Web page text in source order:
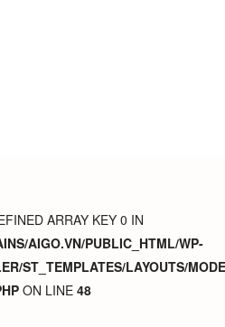
ARRAY KEY 0 IN
AIGO.VN/PUBLIC_HTML/WP-
ST_TEMPLATES/LAYOUTS/
ON LINE 48